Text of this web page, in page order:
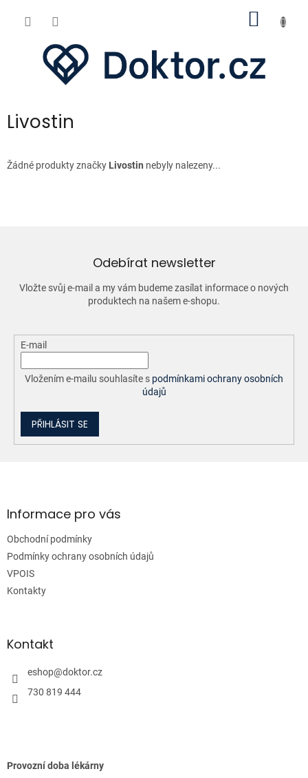
Livostin
Žádné produkty značky Livostin nebyly nalezeny...
Odebírat newsletter
Vložte svůj e-mail a my vám budeme zasílat informace o nových
produktech na našem e-shopu.
E-mail
Vložením e-mailu souhlasíte s podmínkami ochrany osobních
údajů
PŘIHLÁSIT SE
aInformace pro vás
Obchodní podmínky
Podmínky ochrany osobních údajů
VPOIS
Kontakty
Kontakt
eshop@doktor.cz
730 819 444
Provozní doba lékárny